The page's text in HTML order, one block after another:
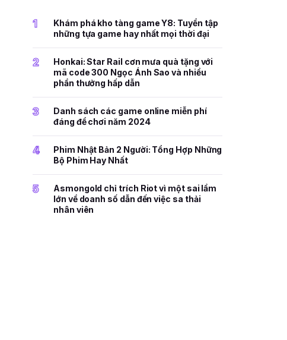
1
Khám phá kho tàng game Y8: Tuyển tập
những tựa game hay nhất mọi thời đại
2
Honkai: Star Rail cơn mưa quà tặng với
mã code 300 Ngọc Ánh Sao và nhiều
phần thưởng hấp dẫn
3
Danh sách các game online miễn phí
đáng để chơi năm 2024
4
Phim Nhật Bản 2 Người: Tổng Hợp Những
Bộ Phim Hay Nhất
5
Asmongold chỉ trích Riot vì một sai lầm
lớn về doanh số dẫn đến việc sa thải
nhân viên